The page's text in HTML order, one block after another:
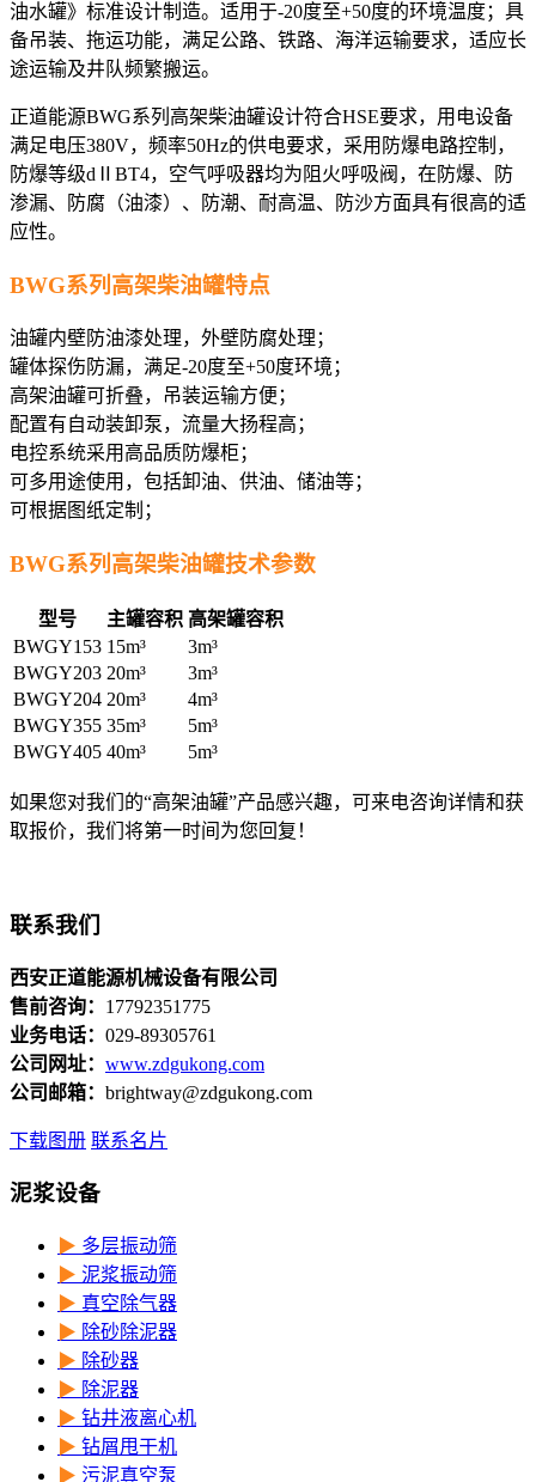
油水罐》标准设计制造。适用于-20度至+50度的环境温度；具
备吊装、拖运功能，满足公路、铁路、海洋运输要求，适应长
途运输及井队频繁搬运。
正道能源BWG系列高架柴油罐设计符合HSE要求，用电设备
满足电压380V，频率50Hz的供电要求，采用防爆电路控制，
防爆等级dⅡBT4，空气呼吸器均为阻火呼吸阀，在防爆、防
渗漏、防腐（油漆）、防潮、耐高温、防沙方面具有很高的适
应性。
BWG系列高架柴油罐特点
油罐内壁防油漆处理，外壁防腐处理；
罐体探伤防漏，满足-20度至+50度环境；
高架油罐可折叠，吊装运输方便；
配置有自动装卸泵，流量大扬程高；
电控系统采用高品质防爆柜；
可多用途使用，包括卸油、供油、储油等；
可根据图纸定制；
BWG系列高架柴油罐技术参数
型号 主罐容积 高架罐容积
BWGY153 15m³
3m³
BWGY203 20m³
3m³
BWGY204 20m³
4m³
BWGY355 35m³
5m³
BWGY405 40m³ 5m³
如果您对我们的“高架油罐”产品感兴趣，可来电咨询详情和获
取报价，我们将第一时间为您回复！
联系我们
西安正道能源机械设备有限公司
售前咨询： 17792351775
业务电话： 029-89305761
公司网址： www.zdgukong.com
公司邮箱： brightway@zdgukong.com
下载图册 联系名片
泥浆设备
▶ 多层振动筛
▶ 泥浆振动筛
▶ 真空除气器
▶ 除砂除泥器
▶ 除砂器
▶ 除泥器
▶ 钻井液离心机
▶ 钻屑甩干机
▶ 污泥真空泵